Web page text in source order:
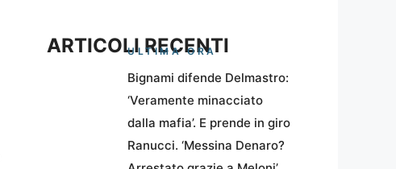
ARTICOLI RECENTI
ULTIMA ORA
Bignami difende Delmastro:
‘Veramente minacciato
dalla mafia’. E prende in giro
Ranucci. ‘Messina Denaro?